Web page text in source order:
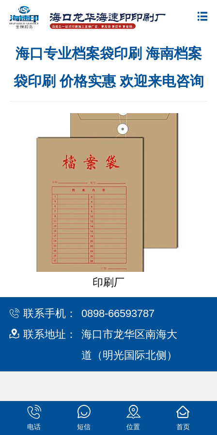
海口专业档案袋印刷 海南档案
袋印刷 价格实惠 欢迎来电咨询
印刷厂
联系手机：
0898-66593787
联系地址：
海口市龙华区南海大
道（明光国际北侧）
电话 短信 位置 首页